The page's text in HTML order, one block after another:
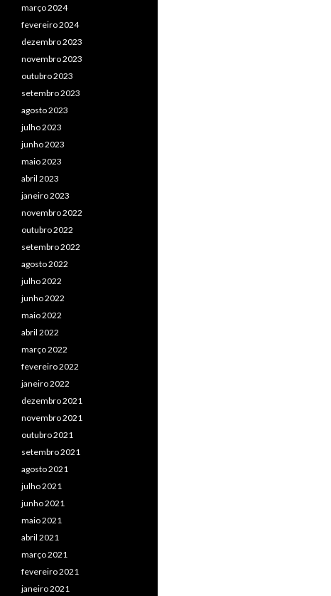
março 2024
fevereiro 2024
dezembro 2023
novembro 2023
outubro 2023
setembro 2023
agosto 2023
julho 2023
junho 2023
maio 2023
abril 2023
janeiro 2023
novembro 2022
outubro 2022
setembro 2022
agosto 2022
julho 2022
junho 2022
maio 2022
abril 2022
março 2022
fevereiro 2022
janeiro 2022
dezembro 2021
novembro 2021
outubro 2021
setembro 2021
agosto 2021
julho 2021
junho 2021
maio 2021
abril 2021
março 2021
fevereiro 2021
janeiro 2021